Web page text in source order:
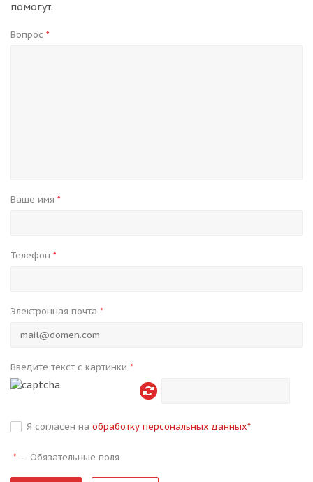
помогут.
Вопрос *
Ваше имя *
Телефон *
Электронная почта *
Введите текст с картинки *
Я согласен на обработку персональных данных*
* — Обязательные поля